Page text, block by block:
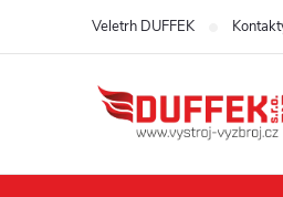
Veletrh DUFFEK